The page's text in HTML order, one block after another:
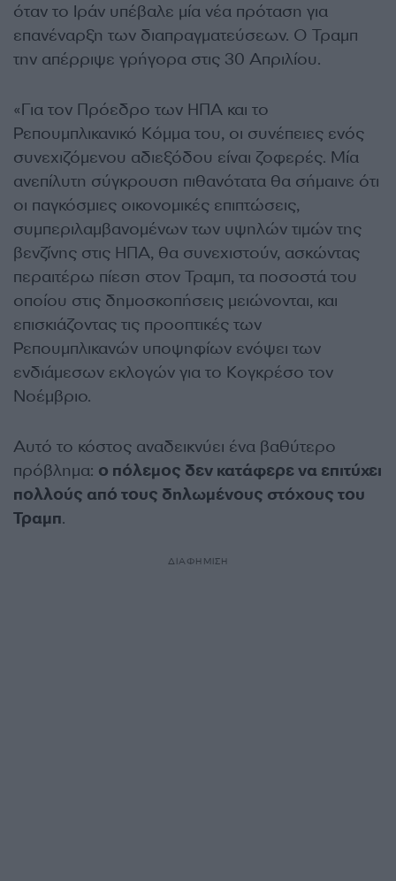
όταν το Ιράν υπέβαλε μία νέα πρόταση για
επανέναρξη των διαπραγματεύσεων. Ο Τραμπ
την απέρριψε γρήγορα στις 30 Απριλίου.
«Για τον Πρόεδρο των ΗΠΑ και το
Ρεπουμπλικανικό Κόμμα του, οι συνέπειες ενός
συνεχιζόμενου αδιεξόδου είναι ζοφερές. Μία
ανεπίλυτη σύγκρουση πιθανότατα θα σήμαινε ότι
οι παγκόσμιες οικονομικές επιπτώσεις,
συμπεριλαμβανομένων των υψηλών τιμών της
βενζίνης στις ΗΠΑ, θα συνεχιστούν, ασκώντας
περαιτέρω πίεση στον Τραμπ, τα ποσοστά του
οποίου στις δημοσκοπήσεις μειώνονται, και
επισκιάζοντας τις προοπτικές των
Ρεπουμπλικανών υποψηφίων ενόψει των
ενδιάμεσων εκλογών για το Κογκρέσο τον
Νοέμβριο.
Αυτό το κόστος αναδεικνύει ένα βαθύτερο
πρόβλημα: ο πόλεμος δεν κατάφερε να επιτύχει
πολλούς από τους δηλωμένους στόχους του
Τραμπ.
ΔΙΑΦΗΜΙΣΗ